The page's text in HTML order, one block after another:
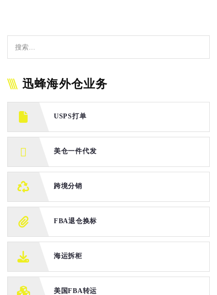
迅蜂海外仓业务
USPS打单
美仓一件代发
跨境分销
FBA退仓换标
海运拆柜
美国FBA转运